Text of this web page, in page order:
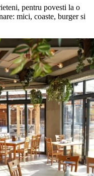
pentru povesti la o
mici, coaste, burger si